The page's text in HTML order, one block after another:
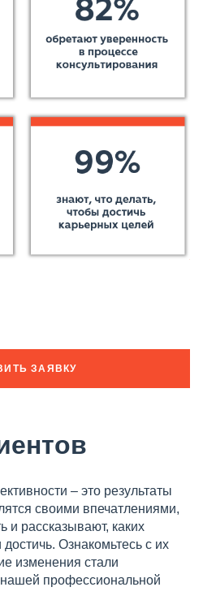
ЗАЯВКУ
– это результаты
своими впечатлениями,
и рассказывают, каких
Ознакомьтесь с их
изменения стали
профессиональной